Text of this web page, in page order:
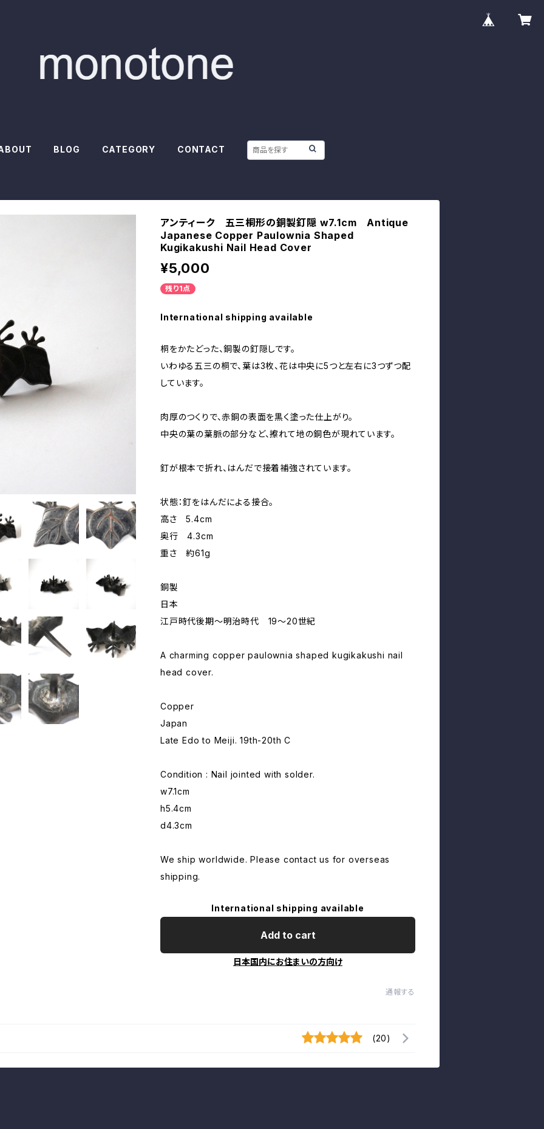
BLOG CATEGORY CONTACT
アンティーク 五三桐形の銅製釘隠 w7.1cm Antique
Japanese Copper Paulownia Shaped
Kugikakushi Nail Head Cover
¥5,000
残り1点
International shipping available
桐をかたどった、銅製の釘隠しです。
いわゆる五三の桐で、葉は3枚、花は中央に5つと左右に3つずつ配
しています。
肉厚のつくりで、赤銅の表面を黒く塗った仕上がり。
中央の葉の葉脈の部分など、擦れて地の銅色が現れています。
釘が根本で折れ、はんだで接着補強されています。
状態：釘をはんだによる接合。
高さ 5.4cm
奥行 4.3cm
重さ 約61g
銅製
日本
江戸時代後期～明治時代 19～20世紀
A charming copper paulownia shaped kugikakushi nail
head cover.
Copper
Japan
Late Edo to Meiji. 19th-20th C
Condition : Nail jointed with solder.
w7.1cm
h5.4cm
d4.3cm
We ship worldwide. Please contact us for overseas
shipping.
International shipping available
Add to cart
日本国内にお住まいの方向け
通報する
(20)